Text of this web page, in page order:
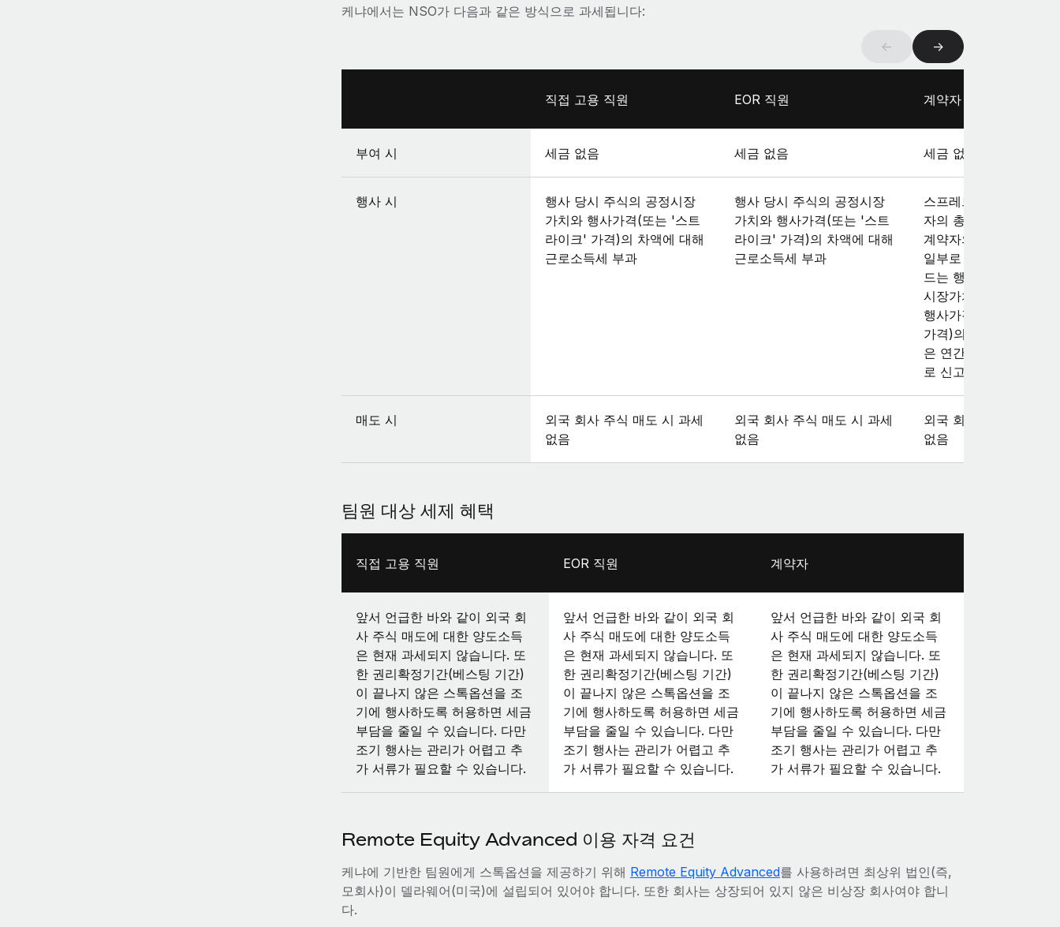
케냐에서는 NSO가 다음과 같은 방식으로 과세됩니다:
← →
직접 고용 직원 EOR 직원 계약자
부여 시 세금 없음 세금 없음 세금 없음
행사 시
행사 당시 주식의 공정시장
가치와 행사가격(또는 '스트
라이크' 가격)의 차액에 대해
근로소득세 부과
행사 당시 주식의 공정시장
가치와 행사가격(또는 '스트
라이크' 가격)의 차액에 대해
근로소득세 부과
스프레드는 일반적으로
자의 총소득으로 과세
계약자의 분할 납부 세
일부로 납부됩니다. 스
드는 행사 시점의 주식
시장가치와 팀원이 지
행사가격(또는 '스트라
가격)의 차액입니다. 이
은 연간 세금 신고 시 소
로 신고해야 합니다.
매도 시
외국 회사 주식 매도 시 과세
없음
외국 회사 주식 매도 시 과세
없음
외국 회사 주식 매도 시
없음
팀원 대상 세제 혜택
직접 고용 직원 EOR 직원 계약자
앞서 언급한 바와 같이 외국 회
사 주식 매도에 대한 양도소득
은 현재 과세되지 않습니다. 또
한 권리확정기간(베스팅 기간)
이 끝나지 않은 스톡옵션을 조
기에 행사하도록 허용하면 세금
부담을 줄일 수 있습니다. 다만
조기 행사는 관리가 어렵고 추
가 서류가 필요할 수 있습니다.
앞서 언급한 바와 같이 외국 회
사 주식 매도에 대한 양도소득
은 현재 과세되지 않습니다. 또
한 권리확정기간(베스팅 기간)
이 끝나지 않은 스톡옵션을 조
기에 행사하도록 허용하면 세금
부담을 줄일 수 있습니다. 다만
조기 행사는 관리가 어렵고 추
가 서류가 필요할 수 있습니다.
앞서 언급한 바와 같이 외국 회
사 주식 매도에 대한 양도소득
은 현재 과세되지 않습니다. 또
한 권리확정기간(베스팅 기간)
이 끝나지 않은 스톡옵션을 조
기에 행사하도록 허용하면 세금
부담을 줄일 수 있습니다. 다만
조기 행사는 관리가 어렵고 추
가 서류가 필요할 수 있습니다.
Remote Equity Advanced 이용 자격 요건
케냐에 기반한 팀원에게 스톡옵션을 제공하기 위해 Remote Equity Advanced를 사용하려면 최상위 법인(즉,
모회사)이 델라웨어(미국)에 설립되어 있어야 합니다. 또한 회사는 상장되어 있지 않은 비상장 회사여야 합니
다.